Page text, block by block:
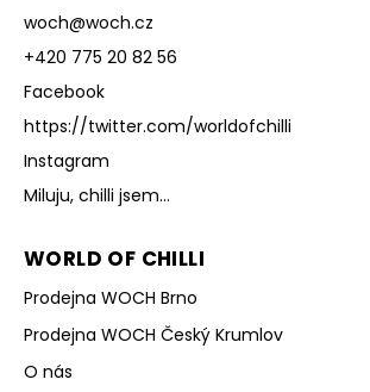
woch@woch.cz
+420 775 20 82 56
Facebook
https://twitter.com/worldofchilli
Instagram
Miluju, chilli jsem...
WORLD OF CHILLI
Prodejna WOCH Brno
Prodejna WOCH Český Krumlov
O nás